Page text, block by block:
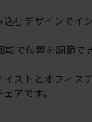
むデザインでイ
で位置を調節で
ストとオフィス
アです。